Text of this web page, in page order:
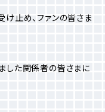
け止め、ファンの皆さま
した関係者の皆さまに